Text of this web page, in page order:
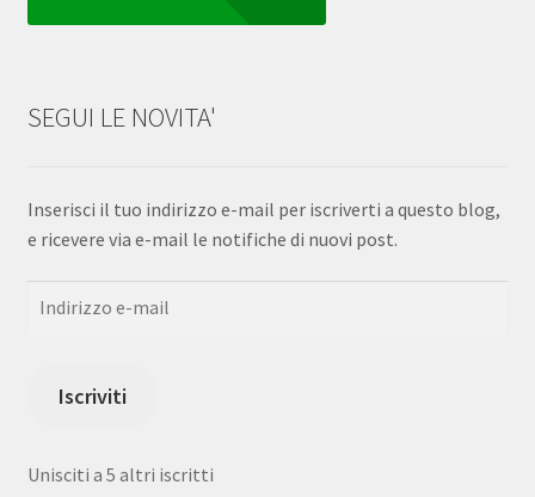
SEGUI LE NOVITA'
Inserisci il tuo indirizzo e-mail per iscriverti a questo blog,
e ricevere via e-mail le notifiche di nuovi post.
Iscriviti
Unisciti a 5 altri iscritti